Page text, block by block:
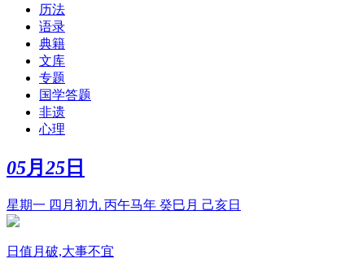
历法
语录
典籍
文库
专题
国学答题
非遗
心理
05月 25 日
星期一 四月初九 丙午马年 癸巳月 己亥日
日值月破,大事不宜